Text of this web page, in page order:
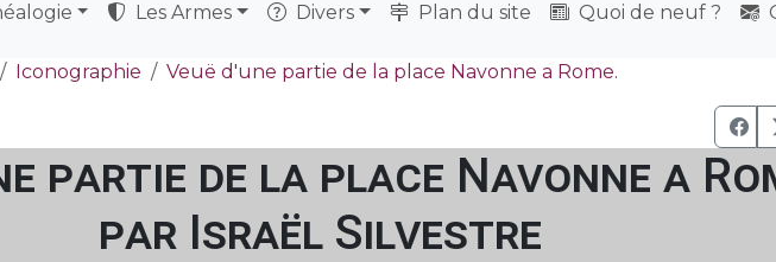
Les Armes Divers Plan du site Quoi de neuf ?
Iconographie Veuë d'une partie de la place Navonne a Rome.
partie de la place Navonne a
par Israël Silvestre